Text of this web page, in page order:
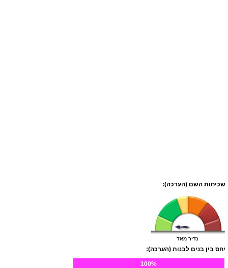
שכיחות השם (הערכה):
נדיר מאד
יחס בין בנים לבנות (הערכה):
100%